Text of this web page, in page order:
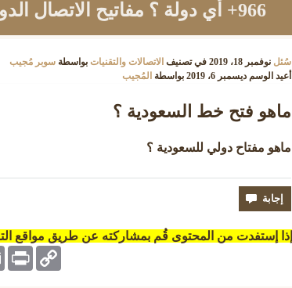
966+ أي دولة ؟ مفاتيح الاتصال الدولي
سُئل نوفمبر 18، 2019 في تصنيف الاتصالات والتقنيات بواسطة سوبر مُجيب
أعيد الوسم ديسمبر 6، 2019 بواسطة المُجيب
ماهو فتح خط السعودية ؟
ماهو مفتاح دولي للسعودية ؟
إذا إستفدت من المحتوى قُم بمشاركته عن طريق مواقع
PrintCopy
Link